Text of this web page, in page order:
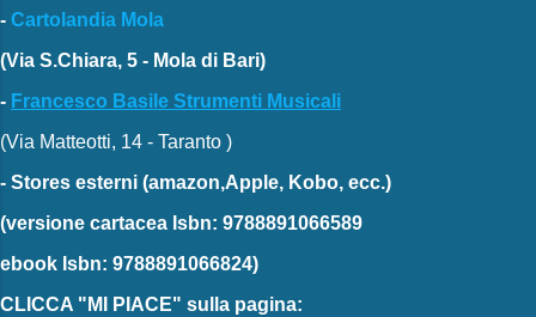
- Cartolandia Mola
(Via S.Chiara, 5 - Mola di Bari)
- Francesco Basile Strumenti Musicali
(Via Matteotti, 14 - Taranto )
- Stores esterni (amazon,Apple, Kobo, ecc.)
(versione cartacea Isbn: 9788891066589
ebook Isbn: 9788891066824)
CLICCA "MI PIACE" sulla pagina: